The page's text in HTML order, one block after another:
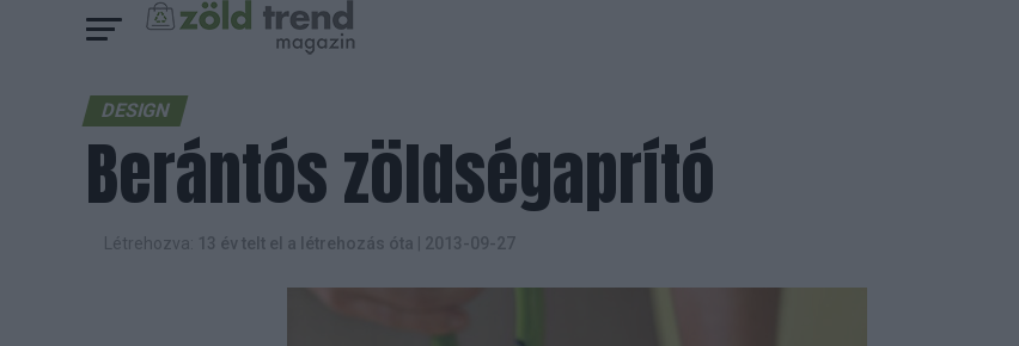
DESIGN
Berántós zöldségaprító
Létrehozva: 13 év telt el a létrehozás óta 2013-09-27